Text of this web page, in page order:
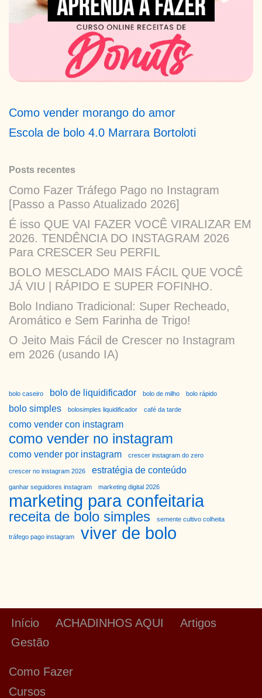
Como vender morango do amor
Escola de bolo 4.0 Marrara Bortoloti
Posts recentes
Como Fazer Tráfego Pago no Instagram
[Passo a Passo Atualizado 2026]
É isso QUE VAI FAZER VOCÊ VIRALIZAR EM
2026. TENDÊNCIA DO INSTAGRAM 2026
Para CRESCER Seu PERFIL
BOLO MESCLADO MAIS FÁCIL QUE VOCÊ
JÁ VIU | RÁPIDO E SUPER FOFINHO.
Bolo Indiano Tradicional: Super Recheado,
Aromático e Sem Farinha de Trigo!
O Jeito Mais Fácil de Crescer no Instagram
em 2026 (usando IA)
bolo caseiro bolo de liquidificador bolo de milho bolo rápido
bolo simples bolosimples liquidificador café da tarde
como vender con instagram
como vender no instagram
como vender por instagram crescer instagram do zero
crescer no instagram 2026 estratégia de conteúdo
ganhar seguidores instagram marketing digital 2026
marketing para confeitaria
receita de bolo simples semente cultivo colheita
tráfego pago instagram viver de bolo
Início ACHADINHOS AQUI
Artigos
Gestão
Como Fazer
Cursos